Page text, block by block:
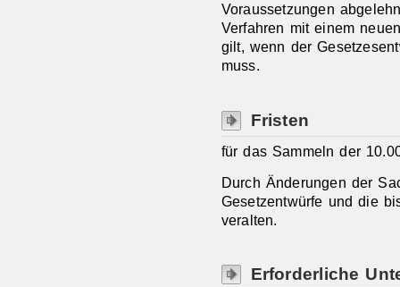
Voraussetzungen
Verfahren mit einem
gilt, wenn der
muss.
Fristen
für das Sammeln der
Durch Änderungen der
Gesetzentwürfe und die
veralten.
Erforderliche